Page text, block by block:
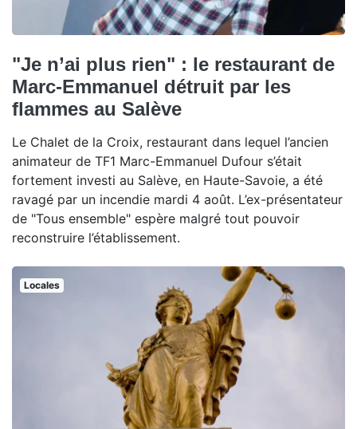
"Je n’ai plus rien" : le restaurant de
Marc-Emmanuel détruit par les
flammes au Salève
Le Chalet de la Croix, restaurant dans lequel l’ancien
animateur de TF1 Marc-Emmanuel Dufour s’était
fortement investi au Salève, en Haute-Savoie, a été
ravagé par un incendie mardi 4 août. L’ex-présentateur
de "Tous ensemble" espère malgré tout pouvoir
reconstruire l’établissement.
Locales